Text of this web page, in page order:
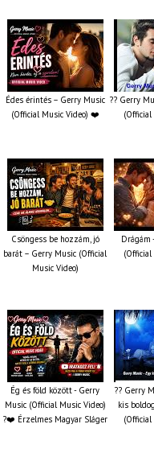
Édes érintés – Gerry Music
(Official Music Video) ❤️
?? Gerry
(Official
Csöngess be hozzám, jó
barát – Gerry Music (Official
Music Video)
Drágám
(Official
Ég és föld között - Gerry
Music (Official Music Video)
?❤️ Érzelmes Magyar Sláger
?? Gerry
kis
(Official